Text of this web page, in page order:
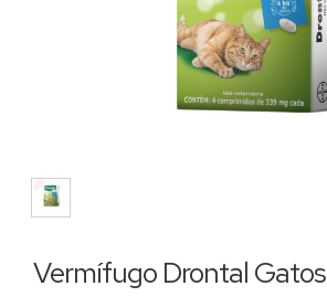
Vermífugo Drontal Gatos